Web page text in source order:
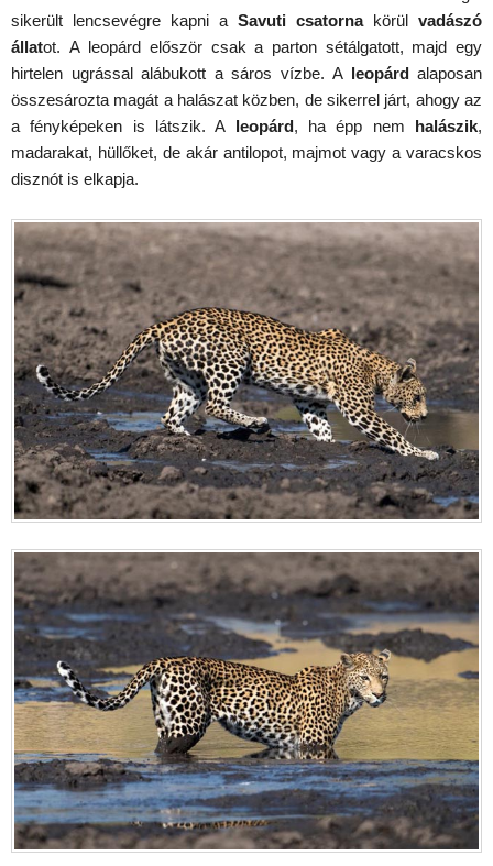
sikerült lencsevégre kapni a Savuti csatornakörül vadászó
állatot. A leopárd először csak a parton sétálgatott, majd egy
hirtelen ugrással alábukott a sáros vízbe. A leopárdalaposan
összesározta magát a halászat közben, de sikerrel járt, ahogy az
a fényképeken is látszik. A leopárd, ha épp nem halászik,
madarakat, hüllőket, de akár antilopot, majmot vagy a varacskos
disznót is elkapja.